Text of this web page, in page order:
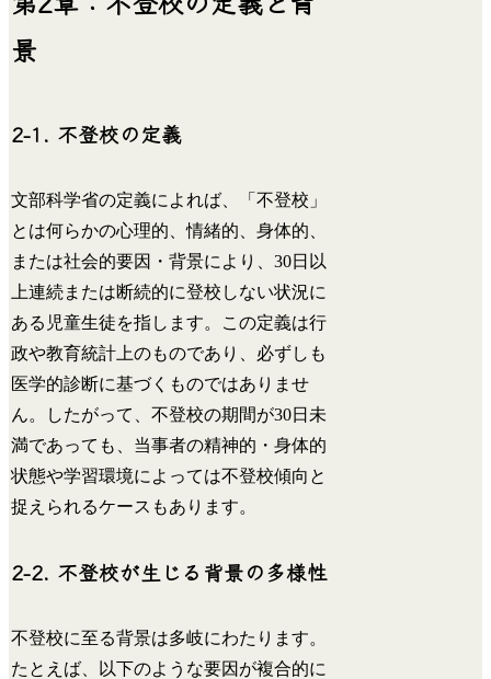
景
2-1. 不登校の定義
文部科学省の定義によれば、「不登校」
とは何らかの心理的、情緒的、身体的、
または社会的要因・背景により、30日以
上連続または断続的に登校しない状況に
ある児童生徒を指します。この定義は行
政や教育統計上のものであり、必ずしも
医学的診断に基づくものではありませ
ん。したがって、不登校の期間が30日未
満であっても、当事者の精神的・身体的
状態や学習環境によっては不登校傾向と
捉えられるケースもあります。
2-2. 不登校が生じる背景の多様性
不登校に至る背景は多岐にわたります。
たとえば、以下のような要因が複合的に